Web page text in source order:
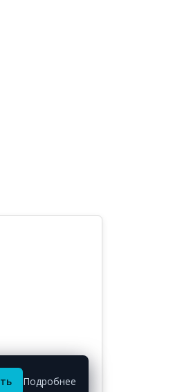
Подробнее